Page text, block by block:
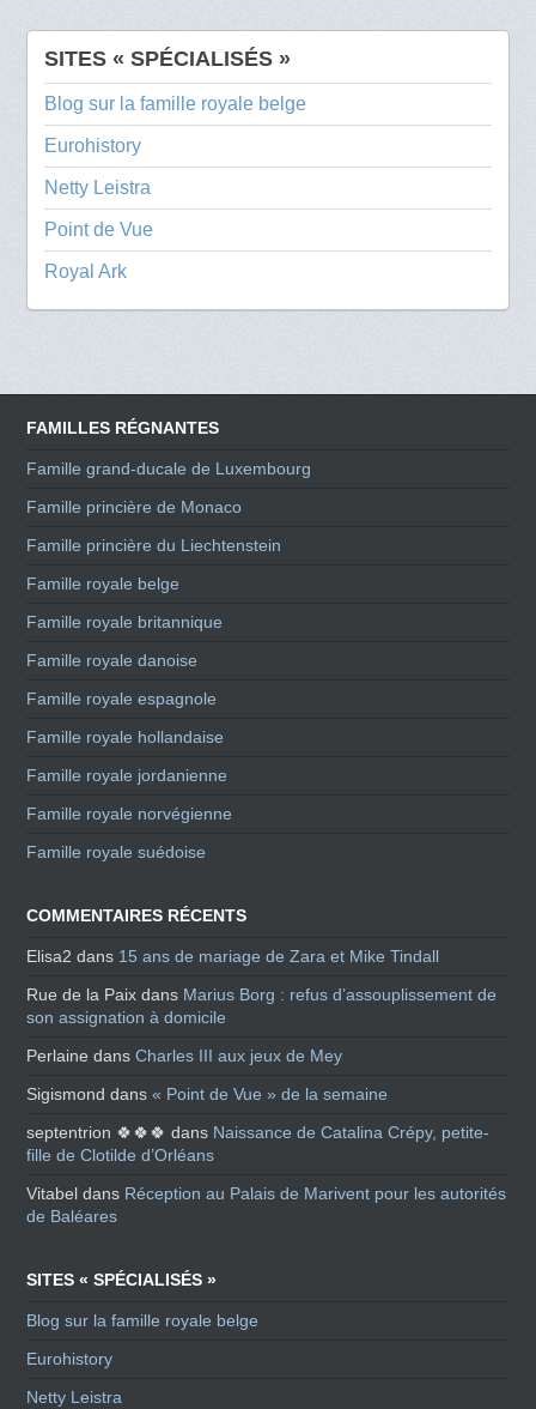
SITES « SPÉCIALISÉS »
Blog sur la famille royale belge
Eurohistory
Netty Leistra
Point de Vue
Royal Ark
FAMILLES RÉGNANTES
Famille grand-ducale de Luxembourg
Famille princière de Monaco
Famille princière du Liechtenstein
Famille royale belge
Famille royale britannique
Famille royale danoise
Famille royale espagnole
Famille royale hollandaise
Famille royale jordanienne
Famille royale norvégienne
Famille royale suédoise
COMMENTAIRES RÉCENTS
Elisa2 dans 15 ans de mariage de Zara et Mike Tindall
Rue de la Paix dans Marius Borg : refus d’assouplissement de
son assignation à domicile
Perlaine dansCharles III aux jeux de Mey
Sigismond dans« Point de Vue » de la semaine
septentrion 🍀🍀🍀 dans Naissance de Catalina Crépy, petite-
fille de Clotilde d’Orléans
Vitabel dans Réception au Palais de Marivent pour les autorités
de Baléares
SITES « SPÉCIALISÉS »
Blog sur la famille royale belge
Eurohistory
Netty Leistra